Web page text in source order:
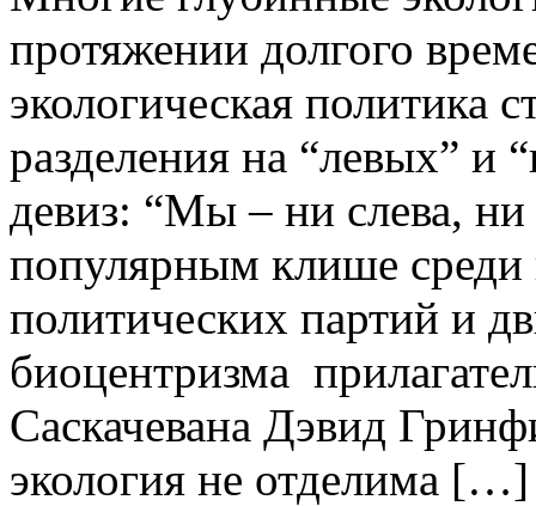
протяжении долгого
экологическая политика
разделения на “левых”
девиз: “Мы – ни слева, ни
популярным клише среди
политических партий и
биоцентризма
Саскачевана Дэвид
экология не отделима […]